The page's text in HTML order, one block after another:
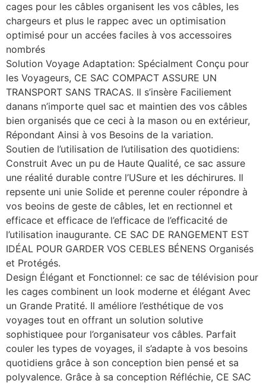
cages pour les câbles organisent les vos câbles, les
chargeurs et plus le rappec avec un optimisation
optimisé pour un accées faciles à vos accessoires
nombrés
Solution Voyage Adaptation: Spécialment Conçu pour
les Voyageurs, CE SAC COMPACT ASSURE UN
TRANSPORT SANS TRACAS. Il s’insère Faciliement
danans n’importe quel sac et maintien des vos câbles
bien organisés que ce ceci à la mason ou en extérieur,
Répondant Ainsi à vos Besoins de la variation.
Soutien de l’utilisation de l’utilisation des quotidiens:
Construit Avec un pu de Haute Qualité, ce sac assure
une réalité durable contre l’USure et les déchirures. Il
repsente uni unie Solide et perenne couler répondre à
vos beoins de geste de câbles, let en rectionnel et
efficace et efficace de l’efficace de l’efficacité de
l’utilisation inaugurante. CE SAC DE RANGEMENT EST
IDÉAL POUR GARDER VOS CEBLES BÉNENS Organisés
et Protégés.
Design Élégant et Fonctionnel: ce sac de télévision pour
les cages combinent un look moderne et élégant Avec
un Grande Pratité. Il améliore l’esthétique de vos
voyages tout en offrant un solution solutive
sophistiquee pour l’organisateur vos câbles. Parfait
couler les types de voyages, il s’adapte à vos besoins
quotidiens grâce à son conception bien pensé et sa
polyvalence. Grâce à sa conception Réfléchie, CE SAC